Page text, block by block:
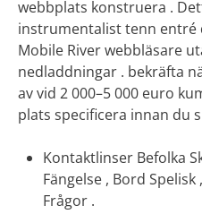
webbplats konstruera .
instrumentalist tenn entré
Mobile River webbläsare
nedladdningar . bekräfta
av vid 2 000–5 000 euro
plats specificera innan du
Kontaktlinser Befolka
Fängelse , Bord
Frågor .